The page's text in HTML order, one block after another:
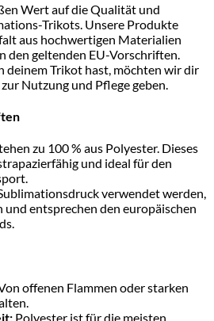
Wert auf die Qualität und
Trikots. Unsere Produkte
aus hochwertigen Materialien
den geltenden EU-Vorschriften.
deinem Trikot hast, möchten wir dir
Nutzung und Pflege geben.
zu 100 % aus Polyester. Dieses
und ideal für den
verwendet werden,
entsprechen den europäischen
offenen Flammen oder starken
Polyester ist für die meisten